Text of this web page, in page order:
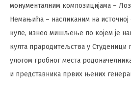
монументалним композицијама –
Немањића – насликаним на источној
куле, изнео мишљење по којем је
култа прародитељства у Студеници
улогом гробног места
и представника првих њених